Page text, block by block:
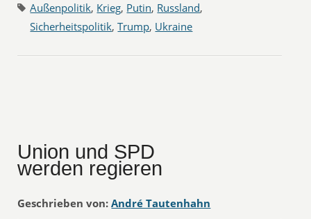
Außenpolitik, Krieg, Putin, Russland,
Sicherheitspolitik,Trump, Ukraine
Union und SPD
werden regieren
Geschrieben von: André Tautenhahn